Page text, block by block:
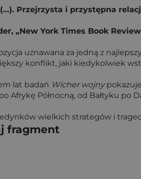
Przejrzysta i przystępna
„New York Times Book
uznawana za jedną z
konflikt, jaki kiedykolwiek
lat badań Wicher wojny
Afrykę Północną, od Bałtyku po
wielkich strategów i
fragment